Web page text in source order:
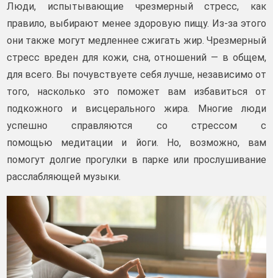
Люди, испытывающие чрезмерный стресс, как
правило, выбирают менее здоровую пищу. Из-за этого
они также могут медленнее сжигать жир. Чрезмерный
стресс вреден для кожи, сна, отношений — в общем,
для всего. Вы почувствуете себя лучше, независимо от
того, насколько это поможет вам избавиться от
подкожного и висцерального жира. Многие люди
успешно справляются со стрессом с
помощью медитации и йоги. Но, возможно, вам
помогут долгие прогулки в парке или прослушивание
расслабляющей музыки.